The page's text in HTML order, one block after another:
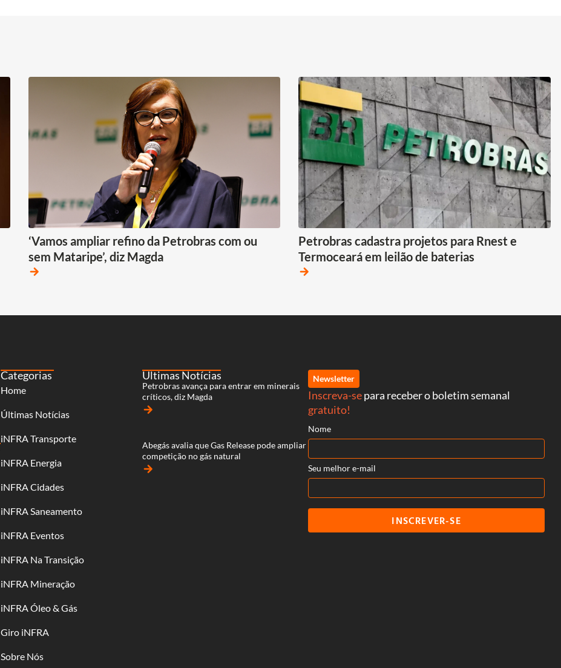
‘Vamos ampliar refino da Petrobras com ou
sem Mataripe’, diz Magda
arrow_forward
Petrobras cadastra projetos para Rnest e
Termoceará em leilão de baterias
arrow_forward
Categorias
Home
Últimas Notícias
iNFRA Transporte
iNFRA Energia
iNFRA Cidades
iNFRA Saneamento
iNFRA Eventos
iNFRA Na Transição
iNFRA Mineração
iNFRA Óleo & Gás
Giro iNFRA
Sobre Nós
Últimas Notícias
Petrobras avança para entrar em minerais
críticos, diz Magda
arrow_forward
Abegás avalia que Gas Release pode ampliar
competição no gás natural
arrow_forward
Newsletter
Inscreva-separa receber o boletim semanal
gratuito!
Nome
Seu melhor e-mail
INSCREVER-SE